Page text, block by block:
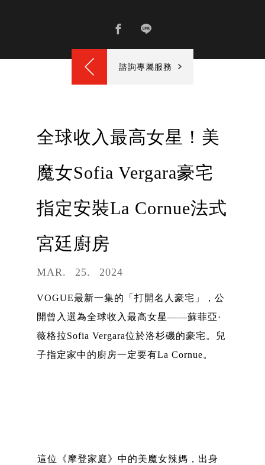
諮詢專屬服務
全球收入最高女星！美
魔女Sofia Vergara豪宅
指定安裝La Cornue法式
宮廷廚房
MAR 25 2024
VOGUE最新一集的「打開名人豪宅」，公
開曾入選為全球收入最高女星——蘇菲亞·
薇格拉Sofia Vergara位於洛杉磯的豪宅。兒
子指定家中的廚房一定要有La Cornue。
這位《摩登家庭》中的美魔女辣媽，出身